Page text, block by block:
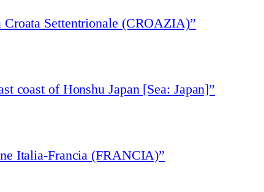
Settentrionale (CROAZIA)”
coast of Honshu Japan [Sea: Japan]”
Italia-Francia (FRANCIA)”